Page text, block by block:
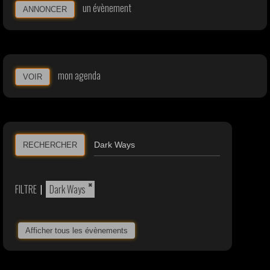
ANNONCER un évènement
VOIR mon agenda
RECHERCHER
FILTRE | ×
Dark Ways
Afficher tous les évènements